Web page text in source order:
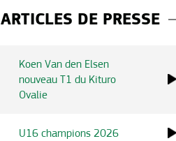
ARTICLES DE PRESSE
Koen Van den Elsen
nouveau T1 du Kituro
Ovalie
U16 champions 2026